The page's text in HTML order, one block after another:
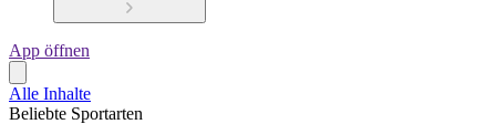
App öffnen
Alle Inhalte
Beliebte Sportarten